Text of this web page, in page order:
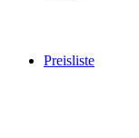
Preisliste